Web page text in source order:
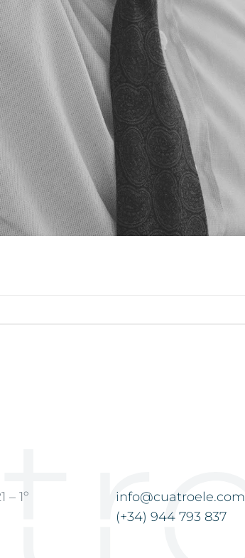
– 1º
info@cuatroele.com
(+34) 944 793 837